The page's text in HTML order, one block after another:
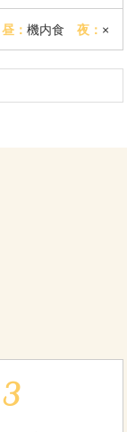
昼： 機内食 夜： ×
3